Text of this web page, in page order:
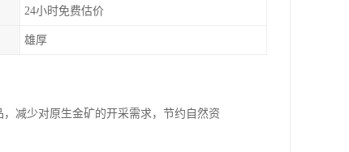
24小时免费估价
雄厚
减少对原生金矿的开采需求，节约自然资